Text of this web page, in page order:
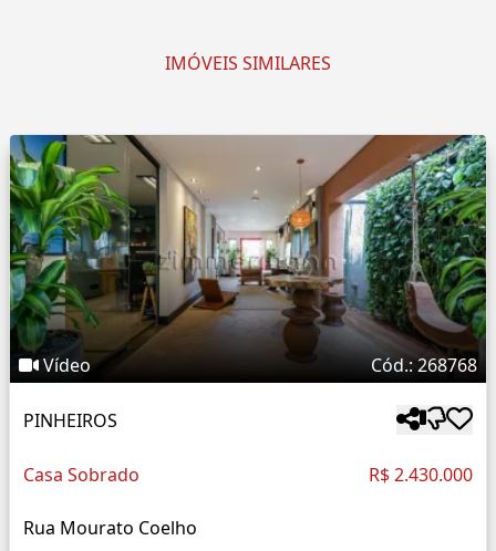
IMÓVEIS SIMILARES
Vídeo Cód.: 268768
PINHEIROS
Casa Sobrado R$ 2.430.000
Rua Mourato Coelho